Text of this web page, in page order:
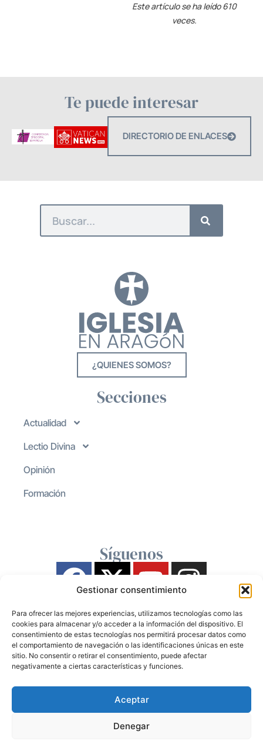
Gestionar consentimiento
Para ofrecer las mejores experiencias, utilizamos tecnologías como las
cookies para almacenar y/o acceder a la información del dispositivo. El
consentimiento de estas tecnologías nos permitirá procesar datos como
el comportamiento de navegación o las identificaciones únicas en este
sitio. No consentir o retirar el consentimiento, puede afectar
negativamente a ciertas características y funciones.
Aceptar
Denegar
Este artículo se ha leído 610
veces.
Te puede interesar
DIRECTORIO DE ENLACES
¿QUIENES SOMOS?
Secciones
Actualidad
Lectio Divina
Opinión
Formación
Síguenos